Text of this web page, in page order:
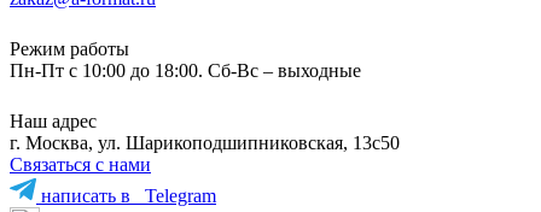
Режим работы
Пн-Пт с 10:00 до 18:00. Сб-Вс – выходные
Наш адрес
г. Москва, ул. Шарикоподшипниковская, 13с50
Связаться с нами
написать в
Telegram